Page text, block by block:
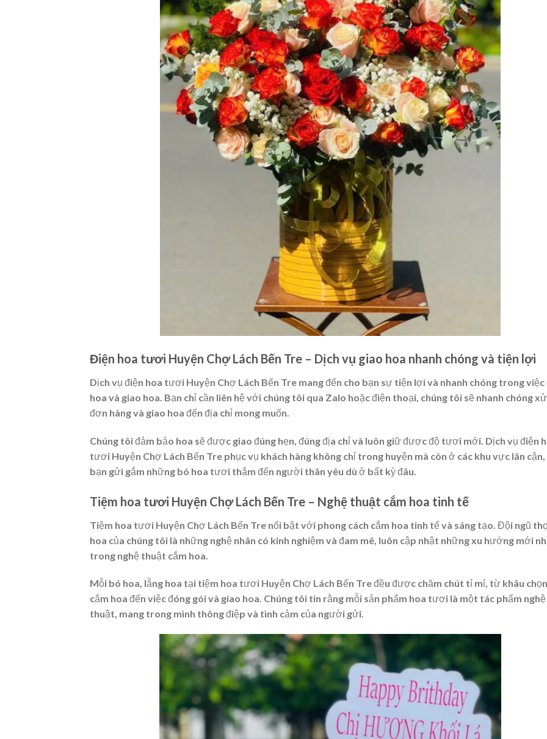
Điện hoa tươi Huyện Chợ Lách Bến Tre – Dịch vụ giao hoa nhanh chóng và tiện lợi
Dịch vụ điện hoa tươi Huyện Chợ Lách Bến Tre mang đến cho bạn sự tiện lợi và nhanh chóng trong việc
hoa và giao hoa. Bạn chỉ cần liên hệ với chúng tôi qua Zalo hoặc điện thoại, chúng tôi sẽ nhanh chóng
đơn hàng và giao hoa đến địa chỉ mong muốn.
Chúng tôi đảm bảo hoa sẽ được giao đúng hẹn, đúng địa chỉ và luôn giữ được độ tươi mới. Dịch vụ điện
tươi Huyện Chợ Lách Bến Tre phục vụ khách hàng không chỉ trong huyện mà còn ở các khu vực lân cận,
bạn gửi gắm những bó hoa tươi thắm đến người thân yêu dù ở bất kỳ đâu.
Tiệm hoa tươi Huyện Chợ Lách Bến Tre – Nghệ thuật cắm hoa tinh tế
Tiệm hoa tươi Huyện Chợ Lách Bến Tre nổi bật với phong cách cắm hoa tinh tế và sáng tạo. Đội ngũ
hoa của chúng tôi là những nghệ nhân có kinh nghiệm và đam mê, luôn cập nhật những xu hướng mới
trong nghệ thuật cắm hoa.
Mỗi bó hoa, lẵng hoa tại tiệm hoa tươi Huyện Chợ Lách Bến Tre đều được chăm chút tỉ mỉ, từ khâu
cắm hoa đến việc đóng gói và giao hoa. Chúng tôi tin rằng mỗi sản phẩm hoa tươi là một tác phẩm nghệ
thuật, mang trong mình thông điệp và tình cảm của người gửi.